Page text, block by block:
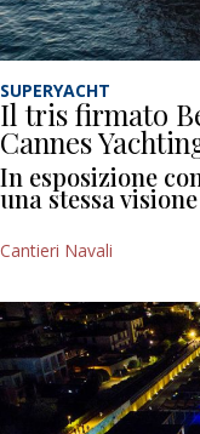
SUPERYACHT
Il tris firmato
Cannes
In esposizione
una stessa visione
Cantieri Navali